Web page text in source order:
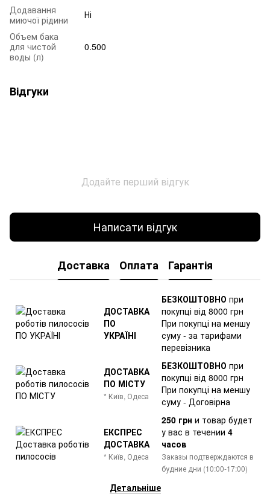
Додавання
миючої рідини
Ні
Объем бака
для чистой
воды (л)
0.500
Відгуки
Додайте перший відгук
Написати відгук
Доставка Оплата Гарантія
ДОСТАВКА
ПО
УКРАЇНІ
БЕЗКОШТОВНО при
покупці від 8000 грн
При покупці на меншу
суму - за тарифами
перевізника
ДОСТАВКА
ПО МІСТУ
* Київ, Одеса
БЕЗКОШТОВНО при
покупці від 8000 грн
При покупці на меншу
суму - Договірна
ЕКСПРЕС
ДОСТАВКА
* Київ, Одеса
250 грн и товар будет
у вас в течении 4
часов
Заказы подтверждаются в
будние дни (10:00-17:00)
Детальніше